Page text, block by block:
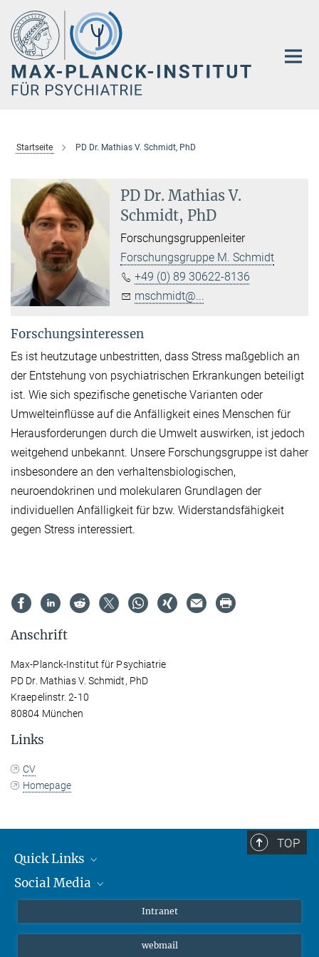
Hauptinhalt
Startseite PD Dr. Mathias V. Schmidt, PhD
PD Dr. Mathias V.
Schmidt, PhD
Forschungsgruppenleiter
Forschungsgruppe M. Schmidt
+49 (0) 89 30622-8136
mschmidt@...
Forschungsinteressen
Es ist heutzutage unbestritten, dass Stress maßgeblich an
der Entstehung von psychiatrischen Erkrankungen beteiligt
ist. Wie sich spezifische genetische Varianten oder
Umwelteinflüsse auf die Anfälligkeit eines Menschen für
Herausforderungen durch die Umwelt auswirken, ist jedoch
weitgehend unbekannt. Unsere Forschungsgruppe ist daher
insbesondere an den verhaltensbiologischen,
neuroendokrinen und molekularen Grundlagen der
individuellen Anfälligkeit für bzw. Widerstandsfähigkeit
gegen Stress interessiert.
Anschrift
Max-Planck-Institut für Psychiatrie
PD Dr. Mathias V. Schmidt, PhD
Kraepelinstr. 2-10
80804 München
Links
CV
Homepage
TOP
Quick Links
Student*innen/Wissenschaftler*innen
Social Media
Intranet
webmail